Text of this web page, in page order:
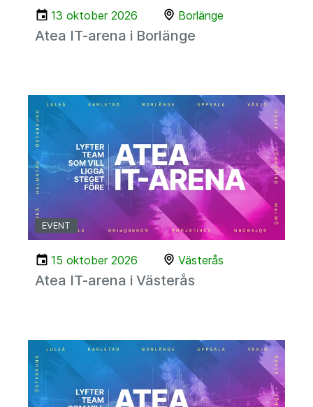
13 oktober 2026 Borlänge
Atea IT-arena i Borlänge
EVENT
15 oktober 2026 Västerås
Atea IT-arena i Västerås